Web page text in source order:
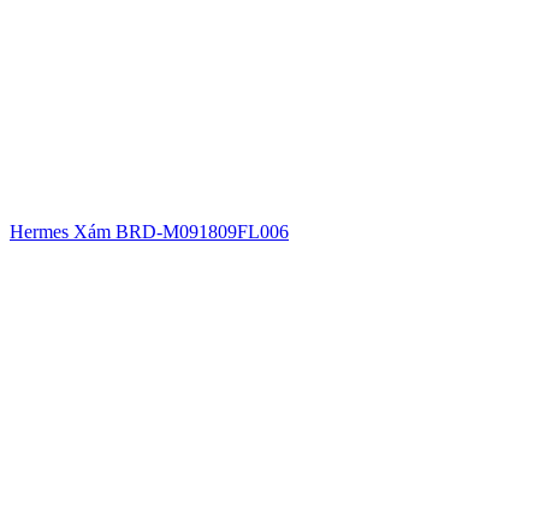
Hermes Xám BRD-M091809FL006